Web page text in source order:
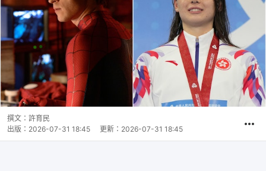
撰文： 許育民
出版： 2026-07-31 18:45 更新： 2026-07-31 18:45